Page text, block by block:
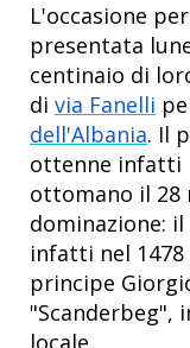
L'occasione
presentata
centinaio di
di via Fanelli
dell'Albania. Il
ottenne infatti
ottomano il 28
dominazione:
infatti nel
principe
"Scanderbeg",